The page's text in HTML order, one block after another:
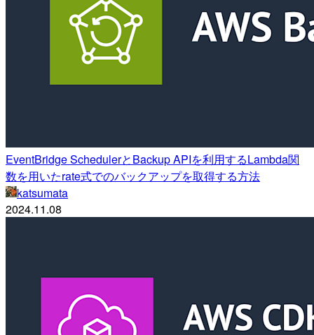
EventBridge SchedulerとBackup APIを利用するLambda関
数を用いたrate式でのバックアップを取得する方法
katsumata
2024.11.08